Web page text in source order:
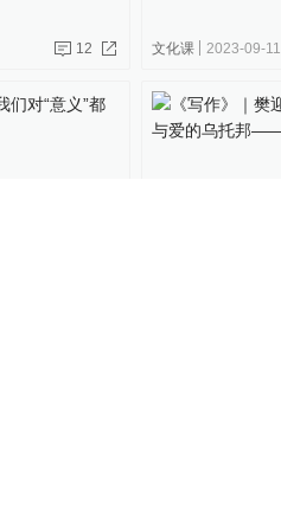
12 文化课 2023-09-11